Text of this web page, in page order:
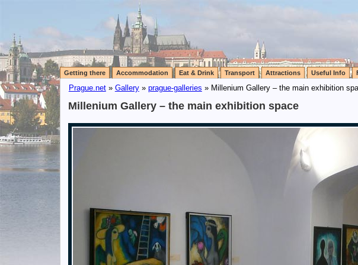
Getting there Accommodation Eat & Drink Transport Attractions Useful Info
Prague.net» Gallery» prague-galleries » Millenium Gallery – the main exhibition
Millenium Gallery – the main exhibition space